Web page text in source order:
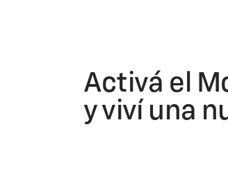
Activá el
y viví una